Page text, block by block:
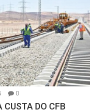
0
CUSTA DO CFB